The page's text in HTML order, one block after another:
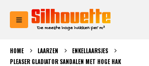
HOME LAARZEN
ENKELLAARSJES
PLEASER GLADIATOR SANDALEN MET HOGE HAK